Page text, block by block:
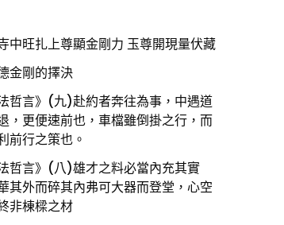
中旺扎上尊顯金剛力 玉尊開現量伏藏
金剛的擇決
哲言》(九)赴約者奔往為事，中遇道
，更便速前也，車檔雖倒掛之行，而
前行之策也。
哲言》(八)雄才之料必當內充其實
其外而碎其內弗可大器而登堂，心空
非棟樑之材